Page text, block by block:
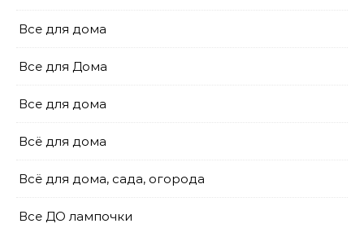
Все для дома
Все для Дома
Все для дома
Всё для дома
Всё для дома, сада, огорода
Все ДО лампочки